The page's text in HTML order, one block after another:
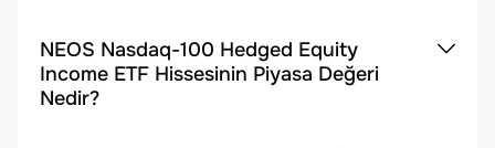
NEOS Nasdaq-100 Hedged Equity
Income ETF Hissesinin Piyasa Değeri
Nedir?